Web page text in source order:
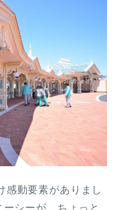
動要素がありまし